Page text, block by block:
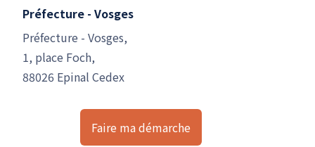
Préfecture - Vosges
Préfecture - Vosges,
1, place Foch,
88026 Epinal Cedex
Faire ma démarche